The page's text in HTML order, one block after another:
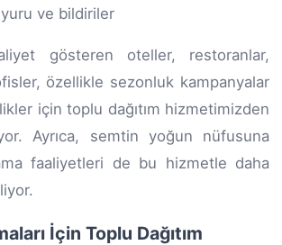
ve bildiriler
gösteren oteller, restoranlar,
özellikle sezonluk kampanyalar
için toplu dağıtım hizmetimizden
Ayrıca, semtin yoğun nüfusuna
faaliyetleri de bu hizmetle daha
İçin Toplu Dağıtım